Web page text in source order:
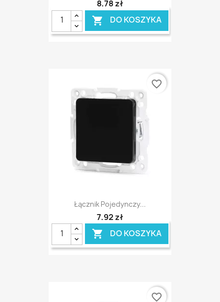
8,78 zł
 DO KOSZYKA
Łącznik Pojedynczy...
7,92 zł
 DO KOSZYKA
favorite_border
favorite_border